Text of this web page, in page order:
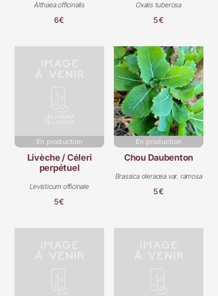
Althaea officinalis
6€
Oxalis tuberosa
5€
En production
Livèche / Céleri
perpétuel
Levisticum officinale
5€
En production
Chou Daubenton
Brassica oleracea var. ramosa
5€